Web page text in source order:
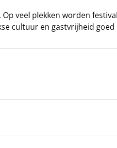
veel plekken worden
cultuur en gastvrijheid goed